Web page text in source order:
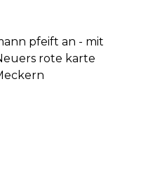
pfeift an - mit
rote karte